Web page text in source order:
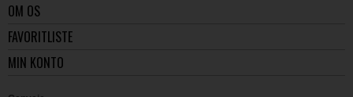
OM OS
FAVORITLISTE
MIN KONTO